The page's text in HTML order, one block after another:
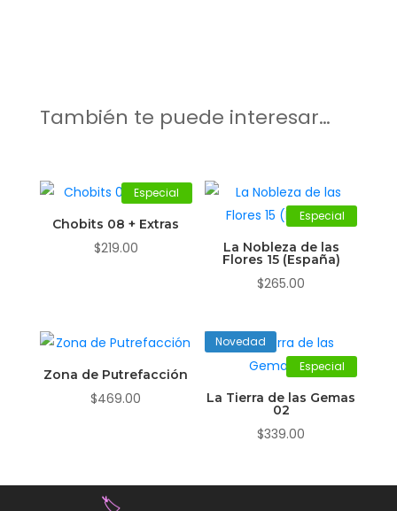
También te puede interesar…
Especial
Chobits 08 + Extras
$219.00
Especial
La Nobleza de las
Flores 15 (España)
$265.00
Zona de Putrefacción
$469.00
Especial
Novedad
La Tierra de las Gemas
02
$339.00